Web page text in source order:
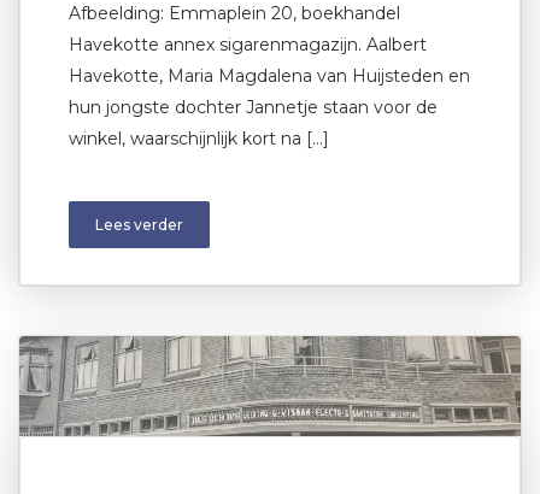
Afbeelding: Emmaplein 20, boekhandel
Havekotte annex sigarenmagazijn. Aalbert
Havekotte, Maria Magdalena van Huijsteden en
hun jongste dochter Jannetje staan voor de
winkel, waarschijnlijk kort na […]
Lees verder